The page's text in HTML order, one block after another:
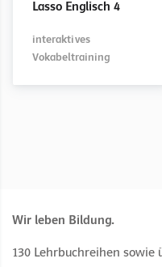
Lasso Englisch 4
interaktives
Vokabeltraining
Vokabeltraining
Wir leben Bildung.
130 Lehrbuchreihen sowie